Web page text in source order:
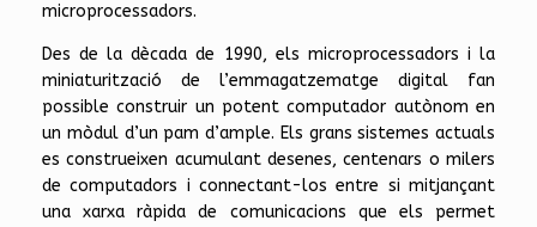
microprocessadors.
Des de la dècada de 1990, els microprocessadors i la
miniaturització de l’emmagatzematge digital fan
possible construir un potent computador autònom en
un mòdul d’un pam d’ample. Els grans sistemes actuals
es construeixen acumulant desenes, centenars o milers
de computadors i connectant-los entre si mitjançant
una xarxa ràpida de comunicacions que els permet